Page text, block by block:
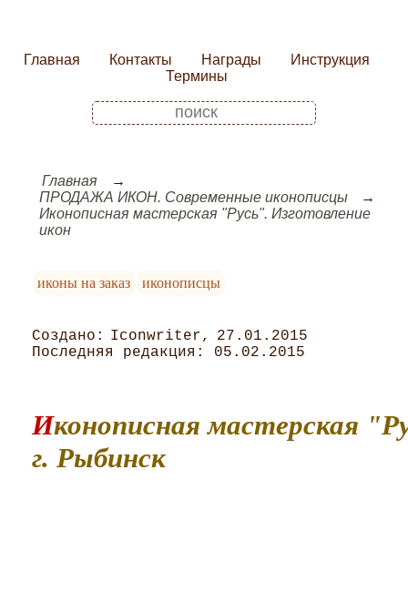
Главная Контакты Награды
Инструкция
Термины
Главная
ПРОДАЖА ИКОН. Современные иконописцы
Иконописная мастерская "Русь". Изготовление
икон
иконы на заказ иконописцы
Iconwriter
27.01.2015
05.02.2015
Иконописная мастерская "Русь".
г. Рыбинск